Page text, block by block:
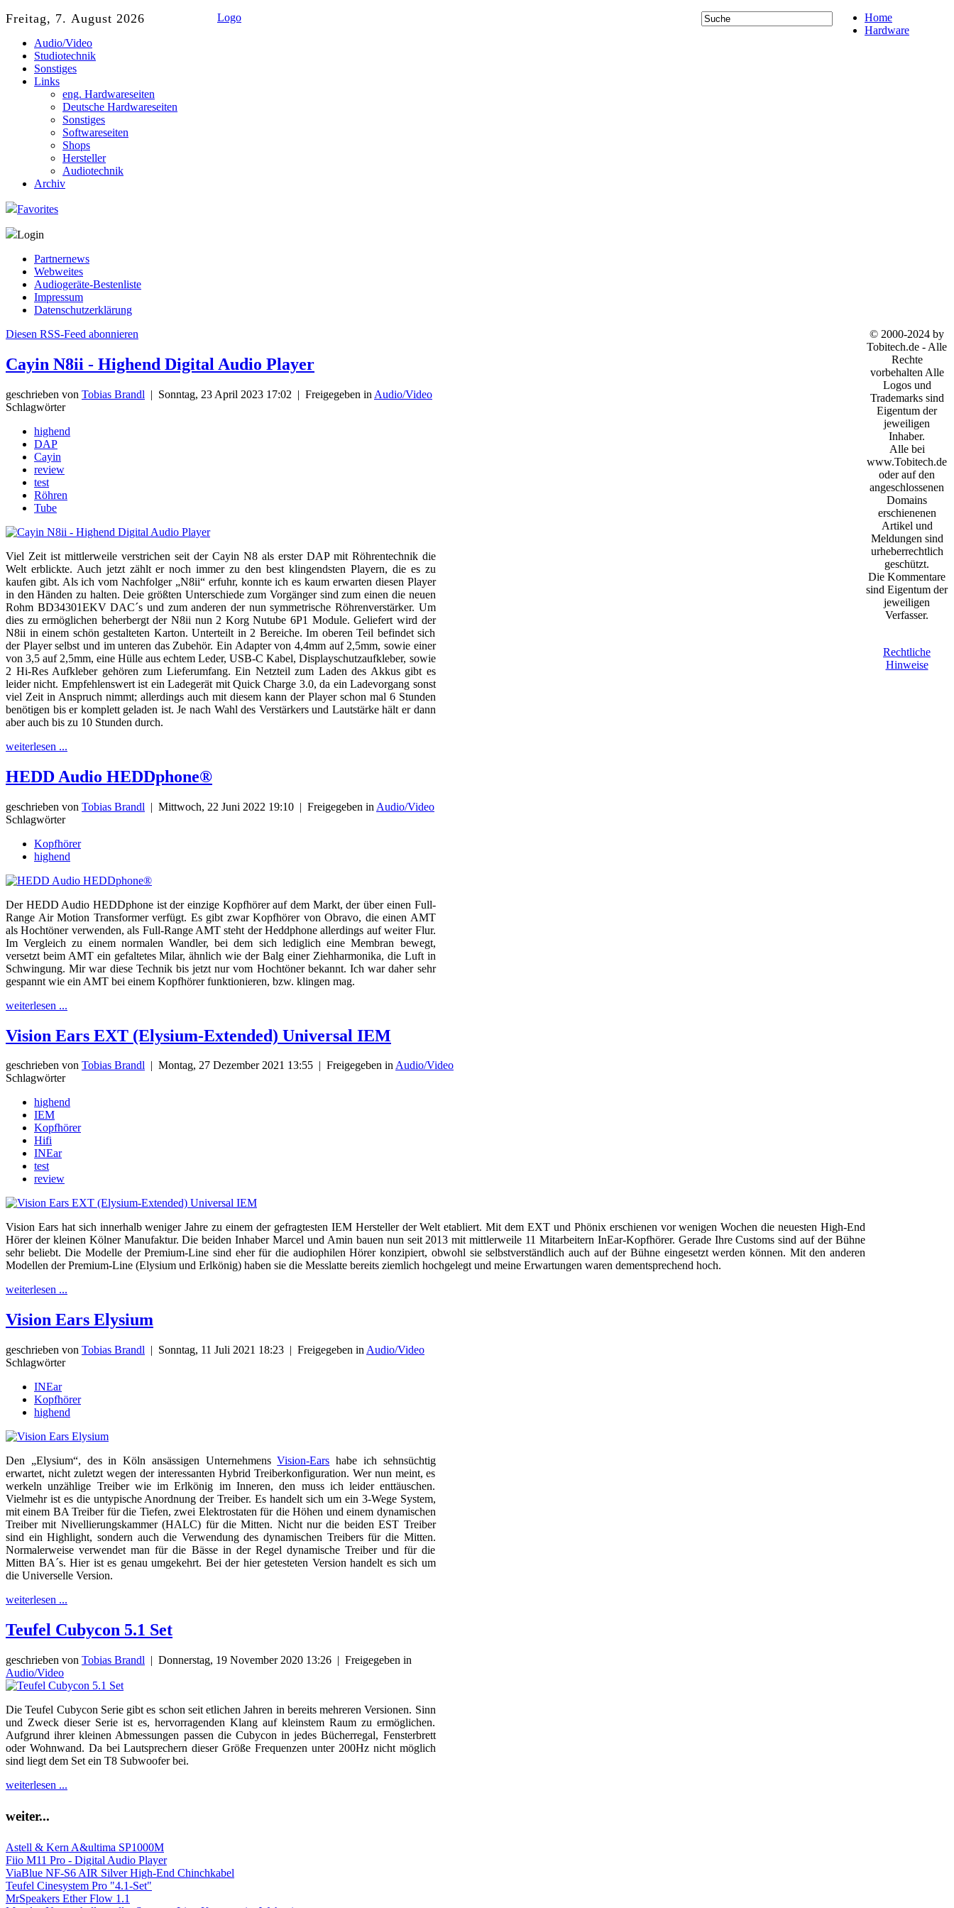
Freitag, 7. August 2026 Logo
Home
Hardware
Audio/Video
Studiotechnik
Sonstiges
Links
eng. Hardwareseiten
Deutsche Hardwareseiten
Sonstiges
Softwareseiten
Shops
Hersteller
Audiotechnik
Archiv
Favorites
Login
Partnernews
Webweites
Audiogeräte-Bestenliste
Impressum
Datenschutzerklärung
Diesen RSS-Feed abonnieren
Cayin N8ii - Highend Digital Audio Player
geschrieben von Tobias Brandl | Sonntag, 23 April 2023 17:02 | Freigegeben in Audio/Video
Schlagwörter
highend
DAP
Cayin
review
test
Röhren
Tube
Viel Zeit ist mittlerweile verstrichen seit der Cayin N8 als erster DAP mit Röhrentechnik die
Welt erblickte. Auch jetzt zählt er noch immer zu den best klingendsten Playern, die es zu
kaufen gibt. Als ich vom Nachfolger „N8ii“ erfuhr, konnte ich es kaum erwarten diesen Player
in den Händen zu halten. Deie größten Unterschiede zum Vorgänger sind zum einen die neuen
Rohm BD34301EKV DAC´s und zum anderen der nun symmetrische Röhrenverstärker. Um
dies zu ermöglichen beherbergt der N8ii nun 2 Korg Nutube 6P1 Module. Geliefert wird der
N8ii in einem schön gestalteten Karton. Unterteilt in 2 Bereiche. Im oberen Teil befindet sich
der Player selbst und im unteren das Zubehör. Ein Adapter von 4,4mm auf 2,5mm, sowie einer
von 3,5 auf 2,5mm, eine Hülle aus echtem Leder, USB-C Kabel, Displayschutzaufkleber, sowie
2 Hi-Res Aufkleber gehören zum Lieferumfang. Ein Netzteil zum Laden des Akkus gibt es
leider nicht. Empfehlenswert ist ein Ladegerät mit Quick Charge 3.0, da ein Ladevorgang sonst
viel Zeit in Anspruch nimmt; allerdings auch mit diesem kann der Player schon mal 6 Stunden
benötigen bis er komplett geladen ist. Je nach Wahl des Verstärkers und Lautstärke hält er dann
aber auch bis zu 10 Stunden durch.
weiterlesen ...
HEDD Audio HEDDphone®
geschrieben von Tobias Brandl | Mittwoch, 22 Juni 2022 19:10 | Freigegeben in Audio/Video
Schlagwörter
Kopfhörer
highend
Der HEDD Audio HEDDphone ist der einzige Kopfhörer auf dem Markt, der über einen Full-
Range Air Motion Transformer verfügt. Es gibt zwar Kopfhörer von Obravo, die einen AMT
als Hochtöner verwenden, als Full-Range AMT steht der Heddphone allerdings auf weiter Flur.
Im Vergleich zu einem normalen Wandler, bei dem sich lediglich eine Membran bewegt,
versetzt beim AMT ein gefaltetes Milar, ähnlich wie der Balg einer Ziehharmonika, die Luft in
Schwingung. Mir war diese Technik bis jetzt nur vom Hochtöner bekannt. Ich war daher sehr
gespannt wie ein AMT bei einem Kopfhörer funktionieren, bzw. klingen mag.
weiterlesen ...
Vision Ears EXT (Elysium-Extended) Universal IEM
geschrieben von Tobias Brandl | Montag, 27 Dezember 2021 13:55 | Freigegeben inAudio/Video
Schlagwörter
highend
IEM
Kopfhörer
Hifi
INEar
test
review
Vision Ears hat sich innerhalb weniger Jahre zu einem der gefragtesten IEM Hersteller der Welt etabliert. Mit dem EXT und Phönix erschienen vor wenigen Wochen die neuesten High-End
Hörer der kleinen Kölner Manufaktur. Die beiden Inhaber Marcel und Amin bauen nun seit 2013 mit mittlerweile 11 Mitarbeitern InEar-Kopfhörer. Gerade Ihre Customs sind auf der Bühne
sehr beliebt. Die Modelle der Premium-Line sind eher für die audiophilen Hörer konzipiert, obwohl sie selbstverständlich auch auf der Bühne eingesetzt werden können. Mit den anderen
Modellen der Premium-Line (Elysium und Erlkönig) haben sie die Messlatte bereits ziemlich hochgelegt und meine Erwartungen waren dementsprechend hoch.
weiterlesen ...
Vision Ears Elysium
geschrieben von Tobias Brandl | Sonntag, 11 Juli 2021 18:23 | Freigegeben in Audio/Video
Schlagwörter
INEar
Kopfhörer
highend
Den „Elysium“, des in Köln ansässigen UnternehmensVision-Ears habe ich sehnsüchtig
erwartet, nicht zuletzt wegen der interessanten Hybrid Treiberkonfiguration. Wer nun meint, es
werkeln unzählige Treiber wie im Erlkönig im Inneren, den muss ich leider enttäuschen.
Vielmehr ist es die untypische Anordnung der Treiber. Es handelt sich um ein 3-Wege System,
mit einem BA Treiber für die Tiefen, zwei Elektrostaten für die Höhen und einem dynamischen
Treiber mit Nivellierungskammer (HALC) für die Mitten. Nicht nur die beiden EST Treiber
sind ein Highlight, sondern auch die Verwendung des dynamischen Treibers für die Mitten.
Normalerweise verwendet man für die Bässe in der Regel dynamische Treiber und für die
Mitten BA´s. Hier ist es genau umgekehrt. Bei der hier getesteten Version handelt es sich um
die Universelle Version.
weiterlesen ...
Teufel Cubycon 5.1 Set
geschrieben von Tobias Brandl | Donnerstag, 19 November 2020 13:26 | Freigegeben in
Audio/Video
Die Teufel Cubycon Serie gibt es schon seit etlichen Jahren in bereits mehreren Versionen. Sinn
und Zweck dieser Serie ist es, hervorragenden Klang auf kleinstem Raum zu ermöglichen.
Aufgrund ihrer kleinen Abmessungen passen die Cubycon in jedes Bücherregal, Fensterbrett
oder Wohnwand. Da bei Lautsprechern dieser Größe Frequenzen unter 200Hz nicht möglich
sind liegt dem Set ein T8 Subwoofer bei.
weiterlesen ...
weiter...
Astell & Kern A&ultima SP1000M
Fiio M11 Pro - Digital Audio Player
ViaBlue NF-S6 AIR Silver High-End Chinchkabel
Teufel Cinesystem Pro "4.1-Set"
MrSpeakers Ether Flow 1.1
© 2000-2024 by
Tobitech.de - Alle
Rechte
vorbehalten Alle
Logos und
Trademarks sind
Eigentum der
jeweiligen
Inhaber.
Alle bei
www.Tobitech.de
oder auf den
angeschlossenen
Domains
erschienenen
Artikel und
Meldungen sind
urheberrechtlich
geschützt.
Die Kommentare
sind Eigentum der
jeweiligen
Verfasser.
Rechtliche
Hinweise